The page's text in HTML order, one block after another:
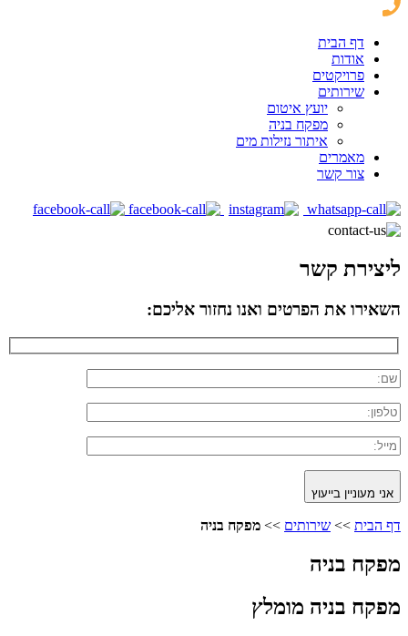
דף הבית
אודות
פרויקטים
שירותים
יועץ איטום
מפקח בניה
איתור נזילות מים
מאמרים
צור קשר
ליצירת קשר
השאירו את הפרטים ואנו נחזור אליכם:
אני מעוניין בייעוץ
דף הבית >> שירותים >> מפקח בניה
מפקח בניה
מפקח בניה מומלץ